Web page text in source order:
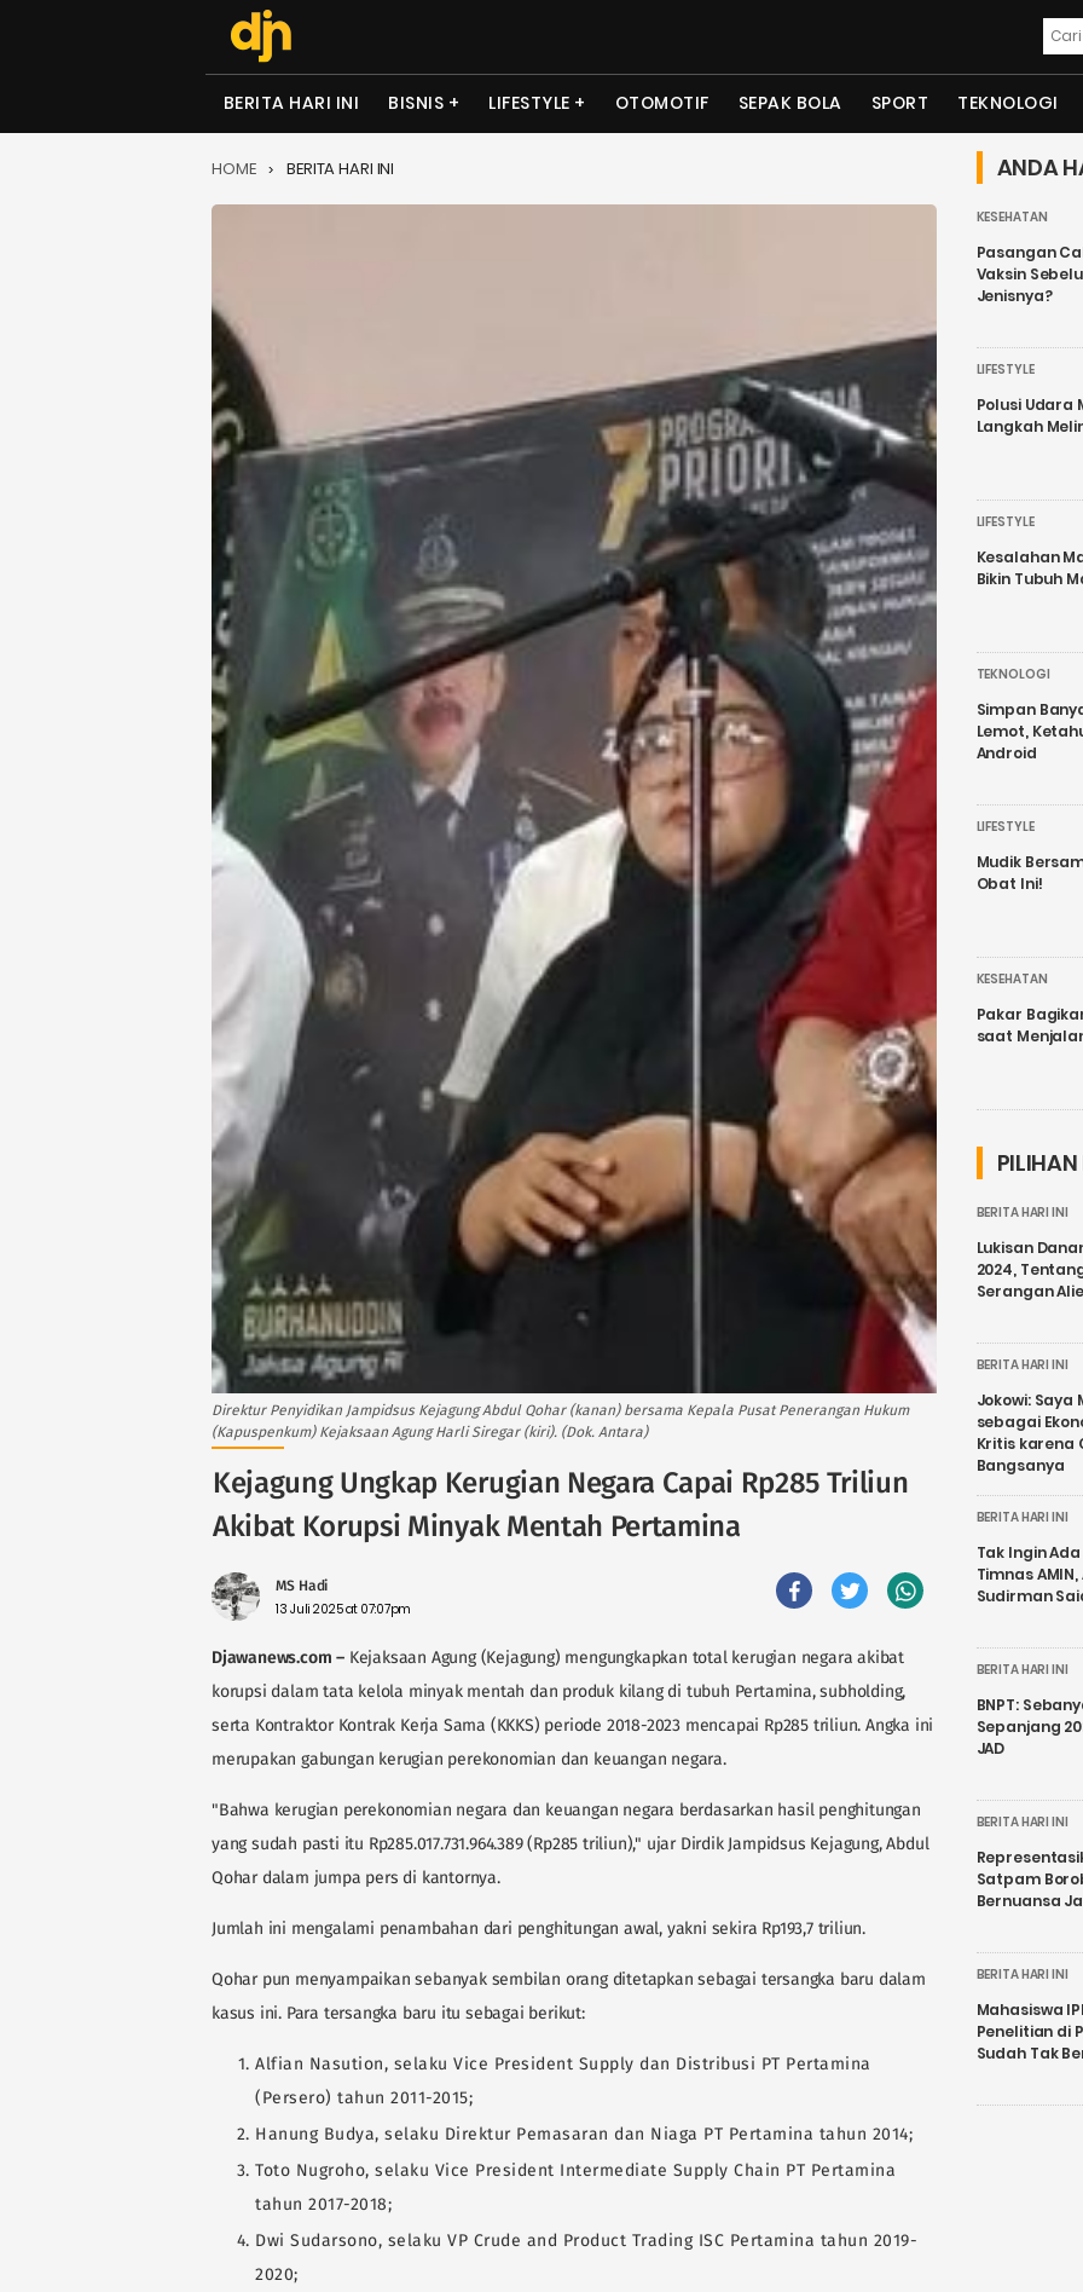
BERITA HARI INI BISNIS LIFESTYLE OTOMOTIF SEPAK BOLA SPORT TEKNOLOGI
HOME BERITA HARI INI
Direktur Penyidikan Jampidsus Kejagung Abdul Qohar (kanan) bersama Kepala Pusat Penerangan Hukum
(Kapuspenkum) Kejaksaan Agung Harli Siregar (kiri). (Dok. Antara)
Kejagung Ungkap Kerugian Negara Capai Rp285 Triliun
Akibat Korupsi Minyak Mentah Pertamina
MS Hadi
13 Juli 2025 at 07:07pm
Djawanews.com – Kejaksaan Agung (Kejagung) mengungkapkan total kerugian negara akibat
korupsi dalam tata kelola minyak mentah dan produk kilang di tubuh Pertamina, subholding,
serta Kontraktor Kontrak Kerja Sama (KKKS) periode 2018-2023 mencapai Rp285 triliun. Angka ini
merupakan gabungan kerugian perekonomian dan keuangan negara.
"Bahwa kerugian perekonomian negara dan keuangan negara berdasarkan hasil penghitungan
yang sudah pasti itu Rp285.017.731.964.389 (Rp285 triliun)," ujar Dirdik Jampidsus Kejagung, Abdul
Qohar dalam jumpa pers di kantornya.
Jumlah ini mengalami penambahan dari penghitungan awal, yakni sekira Rp193,7 triliun.
Qohar pun menyampaikan sebanyak sembilan orang ditetapkan sebagai tersangka baru dalam
kasus ini. Para tersangka baru itu sebagai berikut:
Alfian Nasution, selaku Vice President Supply dan Distribusi PT Pertamina
(Persero) tahun 2011-2015;
Hanung Budya, selaku Direktur Pemasaran dan Niaga PT Pertamina tahun 2014;
Toto Nugroho, selaku Vice President Intermediate Supply Chain PT Pertamina
tahun 2017-2018;
Dwi Sudarsono, selaku VP Crude and Product Trading ISC Pertamina tahun 2019-
2020;
ANDA
KESEHATAN
Pasangan
Vaksin
Jenisnya?
LIFESTYLE
Polusi Udara
Langkah
LIFESTYLE
Kesalahan
Bikin Tubuh
TEKNOLOGI
Simpan
Lemot,
Android
LIFESTYLE
Mudik
Obat Ini!
KESEHATAN
Pakar
saat
PILIHAN
BERITA HARI INI
Lukisan
2024,
Serangan
BERITA HARI INI
Jokowi: Saya
sebagai
Kritis karena
Bangsanya
BERITA HARI INI
Tak Ingin
Timnas
Sudirman
BERITA HARI INI
BNPT:
Sepanjang
JAD
BERITA HARI INI
Satpam
Bernuansa
BERITA HARI INI
Mahasiswa
Penelitian di
Sudah Tak